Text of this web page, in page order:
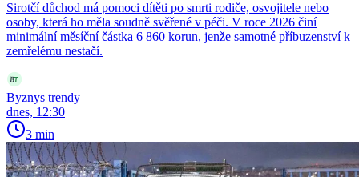
Sirotčí důchod má pomoci dítěti po smrti rodiče, osvojitele nebo
osoby, která ho měla soudně svěřené v péči. V roce 2026 činí
minimální měsíční částka 6 860 korun, jenže samotné příbuzenství k
zemřelému nestačí.
Byznys trendy
dnes, 12:30
3 min